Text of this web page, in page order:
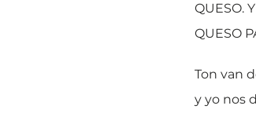
QUESO.
QUESO
Ton van
y yo nos